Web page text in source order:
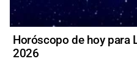
Horóscopo de hoy para
2026